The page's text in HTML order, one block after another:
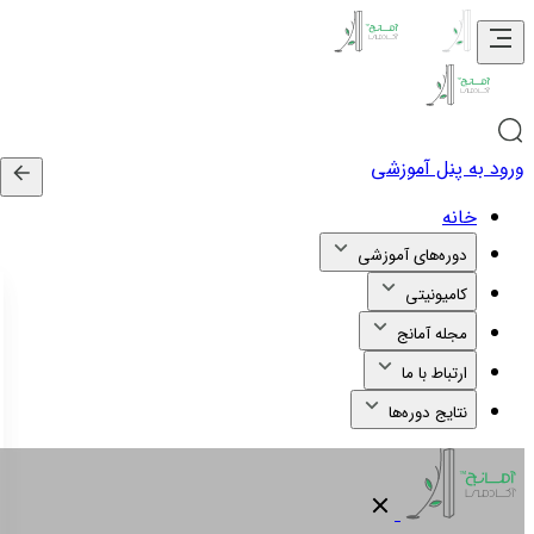
ورود به پنل آموزشی
خانه
دوره‌های آموزشی
کامیونیتی
مجله آمانج
ارتباط با ما
نتایج دوره‌ها